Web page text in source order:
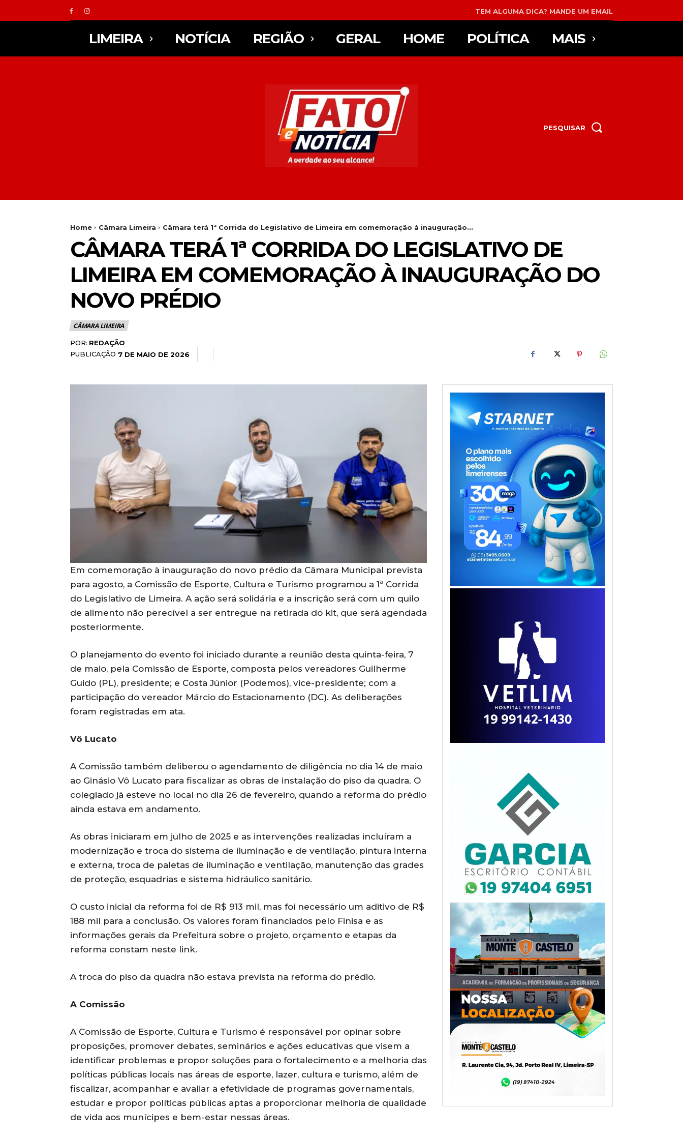
TEM ALGUMA DICA? MANDE UM EMAIL
LIMEIRA NOTÍCIA REGIÃO GERAL HOME POLÍTICA MAIS
PESQUISAR
Home Câmara Limeira Câmara terá 1ª Corrida do Legislativo de Limeira em comemoração à inauguração...
CÂMARA TERÁ 1ª CORRIDA DO LEGISLATIVO DE
LIMEIRA EM COMEMORAÇÃO À INAUGURAÇÃO DO
NOVO PRÉDIO
CÂMARA LIMEIRA
POR: REDAÇÃO
PUBLICAÇÃO 7 DE MAIO DE 2026
Em comemoração à inauguração do novo prédio da Câmara Municipal prevista
para agosto, a Comissão de Esporte, Cultura e Turismo programou a 1ª Corrida
do Legislativo de Limeira. A ação será solidária e a inscrição será com um quilo
de alimento não perecível a ser entregue na retirada do kit, que será agendada
posteriormente.
O planejamento do evento foi iniciado durante a reunião desta quinta-feira, 7
de maio, pela Comissão de Esporte, composta pelos vereadores Guilherme
Guido (PL), presidente; e Costa Júnior (Podemos), vice-presidente; com a
participação do vereador Márcio do Estacionamento (DC). As deliberações
foram registradas em ata.
Vô Lucato
A Comissão também deliberou o agendamento de diligência no dia 14 de maio
ao Ginásio Vô Lucato para fiscalizar as obras de instalação do piso da quadra. O
colegiado já esteve no local no dia 26 de fevereiro, quando a reforma do prédio
ainda estava em andamento.
As obras iniciaram em julho de 2025 e as intervenções realizadas incluíram a
modernização e troca do sistema de iluminação e de ventilação, pintura interna
e externa, troca de paletas de iluminação e ventilação, manutenção das grades
de proteção, esquadrias e sistema hidráulico sanitário.
O custo inicial da reforma foi de R$ 913 mil, mas foi necessário um aditivo de R$
188 mil para a conclusão. Os valores foram financiados pelo Finisa e as
informações gerais da Prefeitura sobre o projeto, orçamento e etapas da
reforma constam neste link.
A troca do piso da quadra não estava prevista na reforma do prédio.
A Comissão
A Comissão de Esporte, Cultura e Turismo é responsável por opinar sobre
proposições, promover debates, seminários e ações educativas que visem a
identificar problemas e propor soluções para o fortalecimento e a melhoria das
políticas públicas locais nas áreas de esporte, lazer, cultura e turismo, além de
fiscalizar, acompanhar e avaliar a efetividade de programas governamentais,
estudar e propor políticas públicas aptas a proporcionar melhoria de qualidade
de vida aos munícipes e bem-estar nessas áreas.